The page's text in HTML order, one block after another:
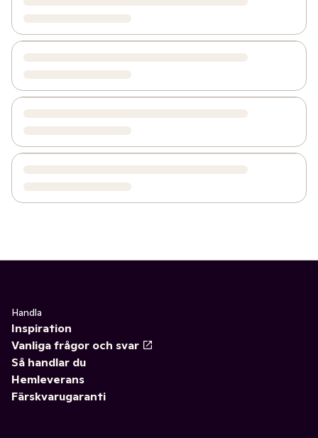
Handla
Inspiration
Vanliga frågor och svar
Så handlar du
Hemleverans
Färskvarugaranti